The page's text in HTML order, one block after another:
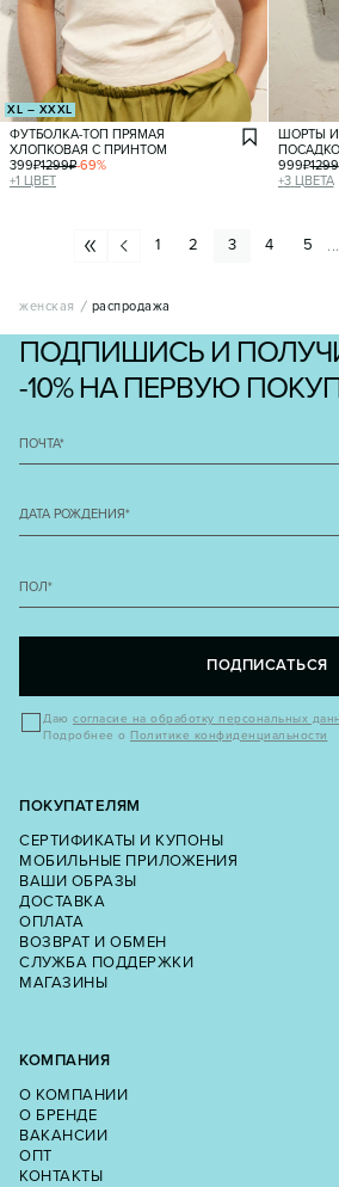
XL – XXXL
ФУТБОЛКА-ТОП ПРЯМАЯ
ХЛОПКОВАЯ С ПРИНТОМ
399₽1299₽-69%
+1 ЦВЕТ
ШОРТЫ
999₽1299
+3 ЦВЕТА
1 2 3 4 5 ...
женская распродажа
ПОДПИШИСЬ И
-10% НА ПЕРВУЮ
ПОЧТА*
ДАТА РОЖДЕНИЯ*
ПОЛ*
ПОДПИСАТЬСЯ
Даю согласие на обработку персональных
Подробнее о Политике конфиденциальности
ПОКУПАТЕЛЯМ
СЕРТИФИКАТЫ И КУПОНЫ
МОБИЛЬНЫЕ ПРИЛОЖЕНИЯ
ВАШИ ОБРАЗЫ
ДОСТАВКА
ОПЛАТА
ВОЗВРАТ И ОБМЕН
СЛУЖБА ПОДДЕРЖКИ
МАГАЗИНЫ
КОМПАНИЯ
О КОМПАНИИ
О БРЕНДЕ
ВАКАНСИИ
ОПТ
КОНТАКТЫ